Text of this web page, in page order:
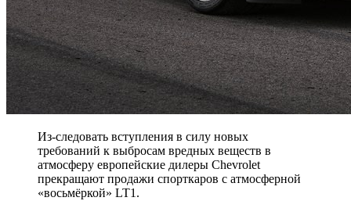
Из-следовать вступления в силу новых
требований к выбросам вредных веществ в
атмосферу европейские дилеры Chevrolet
прекращают продажи спорткаров с атмосферной
«восьмёркой» LT1.